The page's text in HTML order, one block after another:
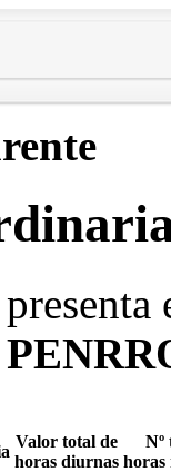
Valor total de
horas diurnas
Nº
horas